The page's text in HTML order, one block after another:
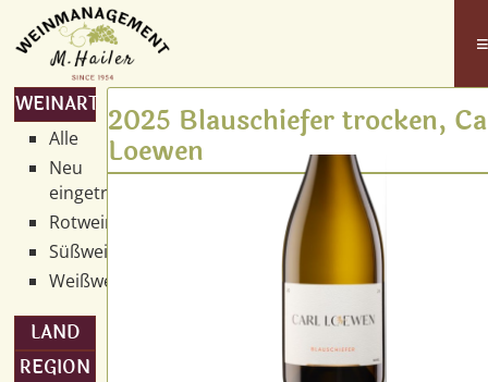
≡
WEINART
Alle
Neu
eingetroffen
Rotwein
Süßwein
Weißwein
LAND
REGION
2025 Blauschiefer trocken,
Loewen